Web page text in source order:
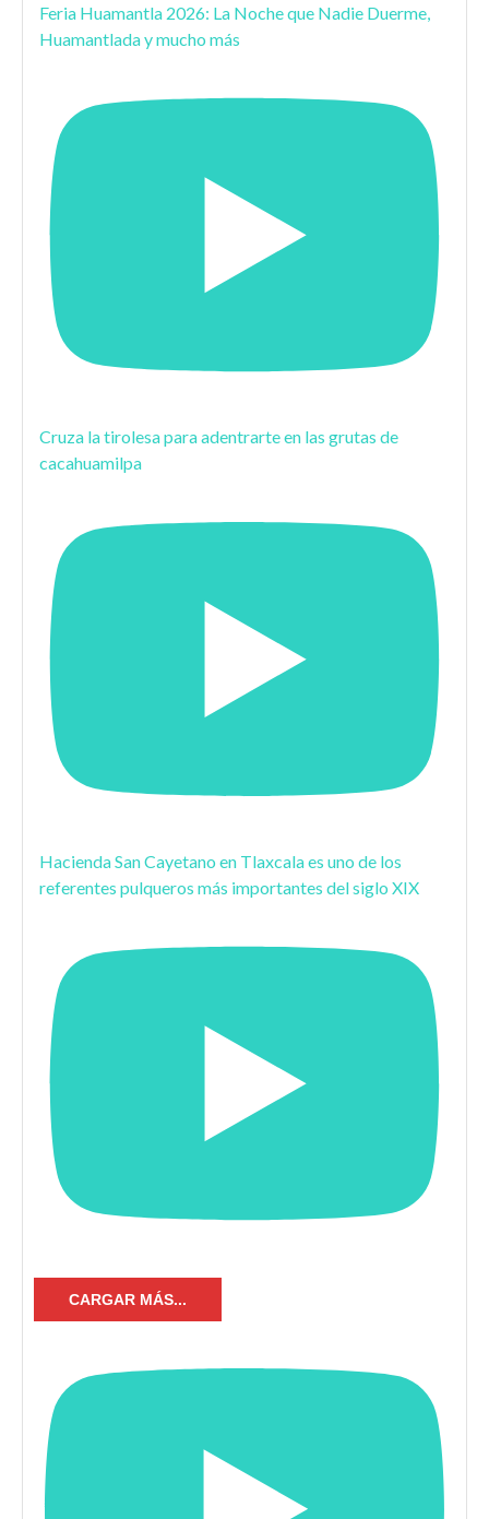
Feria Huamantla 2026: La Noche que Nadie Duerme,
Huamantlada y mucho más
Cruza la tirolesa para adentrarte en las grutas de
cacahuamilpa
Hacienda San Cayetano en Tlaxcala es uno de los
referentes pulqueros más importantes del siglo XIX
CARGAR MÁS...